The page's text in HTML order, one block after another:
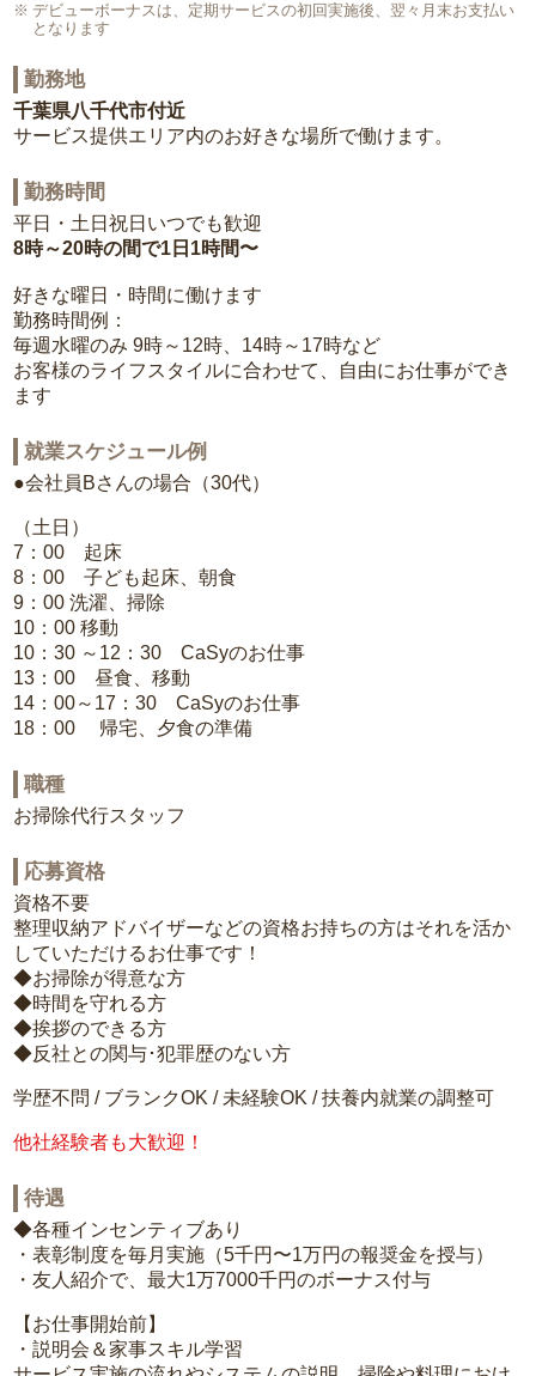
デビューボーナスは、定期サービスの初回実施後、翌々月末お支払い
となります
勤務地
千葉県八千代市付近
サービス提供エリア内のお好きな場所で働けます。
勤務時間
平日・土日祝日いつでも歓迎
8時～20時の間で1日1時間〜
好きな曜日・時間に働けます
勤務時間例：
毎週水曜のみ 9時～12時、14時～17時など
お客様のライフスタイルに合わせて、自由にお仕事ができ
ます
就業スケジュール例
●会社員Bさんの場合（30代）
（土日）
7：00 起床
8：00 子ども起床、朝食
9：00 洗濯、掃除
10：00 移動
10：30 ～12：30 CaSyのお仕事
13：00 昼食、移動
14：00～17：30 CaSyのお仕事
18：00 帰宅、夕食の準備
職種
お掃除代行スタッフ
応募資格
資格不要
整理収納アドバイザーなどの資格お持ちの方はそれを活か
していただけるお仕事です！
◆お掃除が得意な方
◆時間を守れる方
◆挨拶のできる方
◆反社との関与･犯罪歴のない方
学歴不問 / ブランクOK / 未経験OK / 扶養内就業の調整可
他社経験者も大歓迎！
待遇
◆各種インセンティブあり
・表彰制度を毎月実施（5千円〜1万円の報奨金を授与）
・友人紹介で、最大1万7000千円のボーナス付与
【お仕事開始前】
・説明会＆家事スキル学習